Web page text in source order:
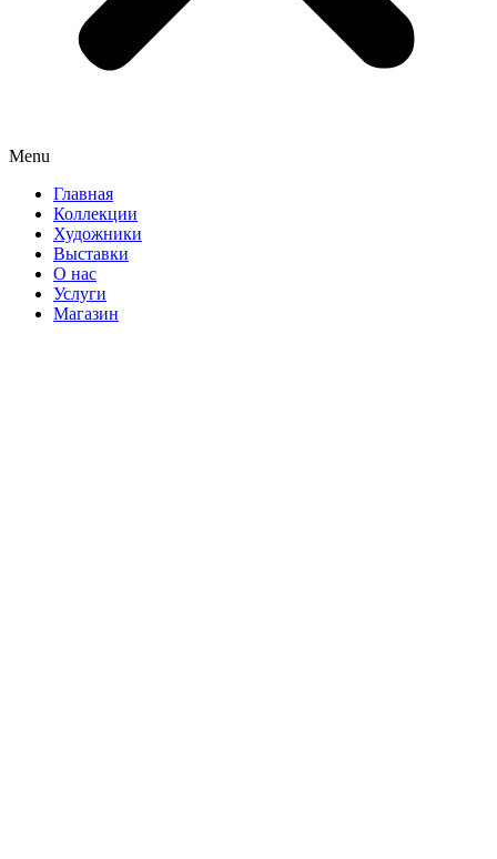
Menu
Главная
Коллекции
Художники
Выставки
О нас
Услуги
Магазин